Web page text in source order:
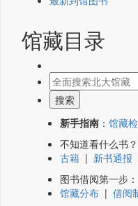
馆藏目录
新手指南 ： 馆藏
不知道看什么书？
古籍 | 新书通报
图书借阅第一步：
馆藏分布 | 借阅